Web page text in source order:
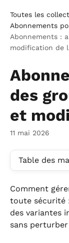
Toutes les
Abonnements
Abonnements :
modification de
des
et
11 mai 2026
Table des
Comment
toute sécurité
des variantes
sans